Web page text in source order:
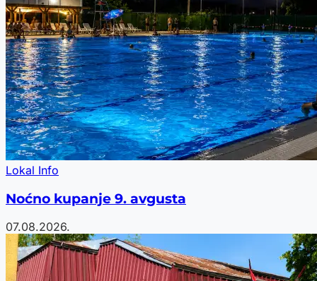
Lokal Info
Noćno kupanje 9. avgusta
07.08.2026.